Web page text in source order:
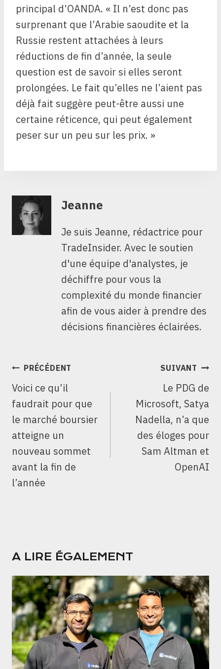
principal d’OANDA. « Il n’est donc pas
surprenant que l’Arabie saoudite et la
Russie restent attachées à leurs
réductions de fin d’année, la seule
question est de savoir si elles seront
prolongées. Le fait qu’elles ne l’aient pas
déjà fait suggère peut-être aussi une
certaine réticence, qui peut également
peser sur un peu sur les prix. »
Jeanne
Je suis Jeanne, rédactrice pour
TradeInsider. Avec le soutien
d'une équipe d'analystes, je
déchiffre pour vous la
complexité du monde financier
afin de vous aider à prendre des
décisions financières éclairées.
NAVIGATION
L’ARTICLE
PRÉCÉDENT
Voici ce qu’il
faudrait pour que
le marché boursier
atteigne un
nouveau sommet
avant la fin de
l’année
SUIVANT
Le PDG de
Microsoft, Satya
Nadella, n’a que
des éloges pour
Sam Altman et
OpenAI
A LIRE ÉGALEMENT